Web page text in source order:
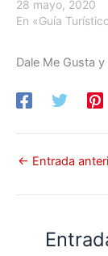
28 mayo, 2020
En «Guía
Dale Me Gusta
← Entrada